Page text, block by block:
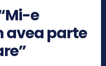
e
avea parte